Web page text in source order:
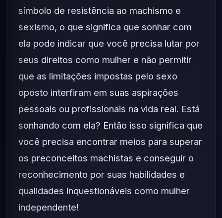
símbolo de resistência ao machismo e
sexismo, o que significa que sonhar com
ela pode indicar que você precisa lutar por
seus direitos como mulher e não permitir
que as limitações impostas pelo sexo
oposto interfiram em suas aspirações
pessoais ou profissionais na vida real. Está
sonhando com ela? Então isso significa que
você precisa encontrar meios para superar
os preconceitos machistas e conseguir o
reconhecimento por suas habilidades e
qualidades inquestionáveis ​​como mulher
independente!